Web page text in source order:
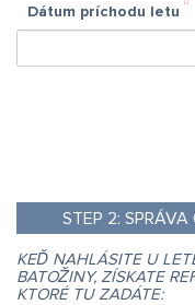
Dátum príchodu letu
STEP 2: SPRÁVA
KEĎ NAHLÁSITE U
BATOŽINY, ZÍSKATE
KTORÉ TU ZADÁTE: